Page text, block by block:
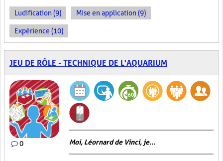
Ludification (9) Mise en application (9)
Expérience (10)
JEU DE RÔLE - TECHNIQUE DE L'AQUARIUM
0 Moi, Léornard de Vinci, je...